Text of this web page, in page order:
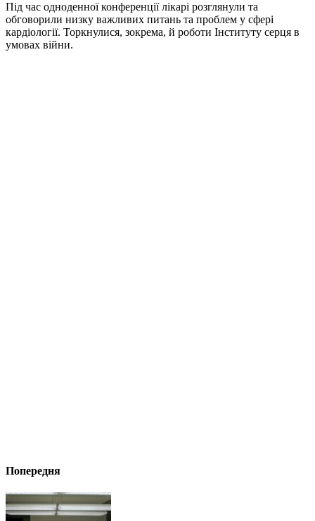
Під час одноденної конференції лікарі розглянули та
обговорили низку важливих питань та проблем у сфері
кардіології. Торкнулися, зокрема, й роботи Інституту серця в
умовах війни.
Попередня